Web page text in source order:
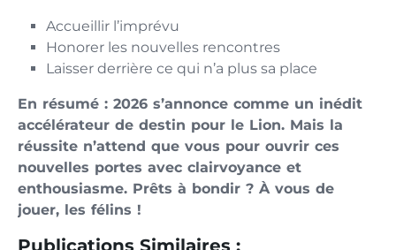
Accueillir l’imprévu
Honorer les nouvelles rencontres
Laisser derrière ce qui n’a plus sa place
En résumé : 2026 s’annonce comme un inédit
accélérateur de destin pour le Lion. Mais la
réussite n’attend que vous pour ouvrir ces
nouvelles portes avec clairvoyance et
enthousiasme. Prêts à bondir ? À vous de
jouer, les félins !
Publications Similaires :